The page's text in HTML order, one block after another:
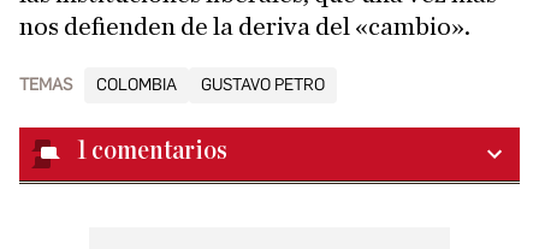
nos defienden de la deriva del «cambio».
TEMAS COLOMBIA GUSTAVO PETRO
1 comentarios